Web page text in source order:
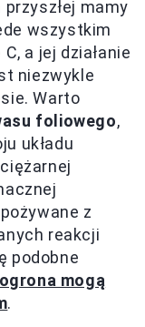
mamy
wszystkim
a jej działanie
niezwykle
Warto
foliowego,
układu
z
reakcji
podobne
mogą
.